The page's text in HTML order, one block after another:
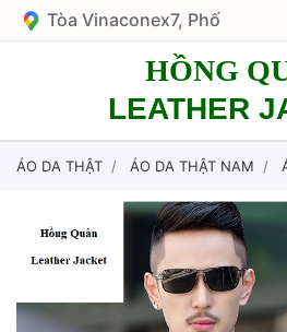
Tòa Vinaconex7, Phố
HỒNG
LEATHER
ÁO DA THẬT ÁO DA THẬT NAM